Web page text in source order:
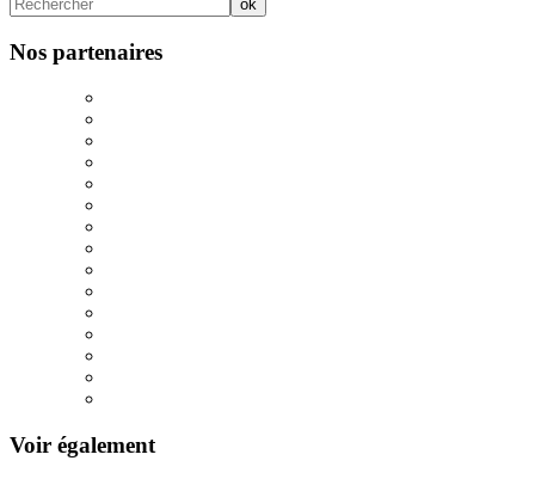
Nos partenaires
Voir également